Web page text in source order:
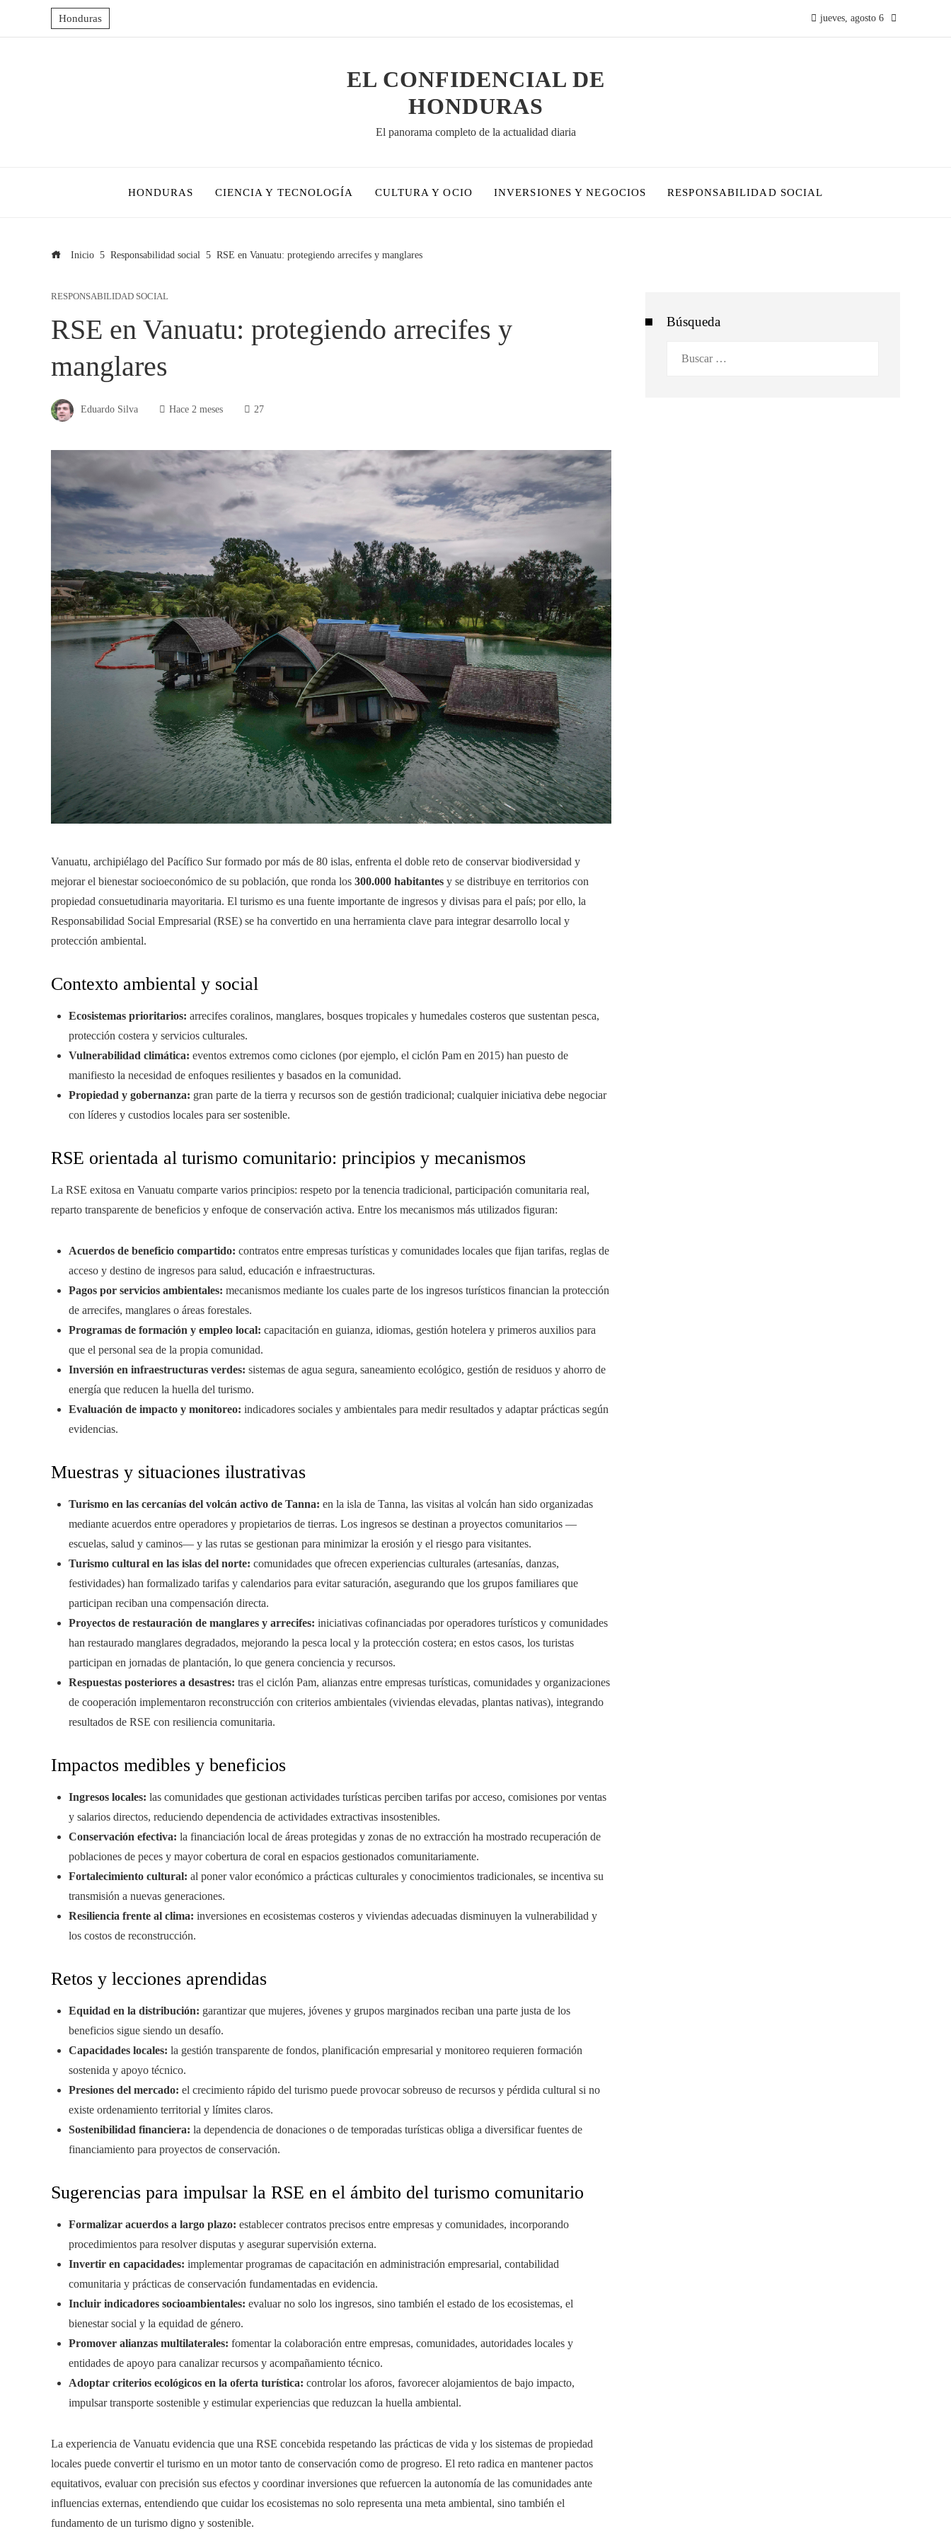
Honduras jueves, agosto 6
EL CONFIDENCIAL DE
HONDURAS
El panorama completo de la actualidad diaria
HONDURAS CIENCIA Y TECNOLOGÍA CULTURA Y OCIO INVERSIONES Y NEGOCIOS RESPONSABILIDAD SOCIAL
Inicio Responsabilidad social RSE en Vanuatu: protegiendo arrecifes y manglares
RESPONSABILIDAD SOCIAL
RSE en Vanuatu: protegiendo arrecifes y
manglares
Eduardo Silva Hace 2 meses 27
Vanuatu, archipiélago del Pacífico Sur formado por más de 80 islas, enfrenta el doble reto de conservar biodiversidad y
mejorar el bienestar socioeconómico de su población, que ronda los 300.000 habitantes y se distribuye en territorios con
propiedad consuetudinaria mayoritaria. El turismo es una fuente importante de ingresos y divisas para el país; por ello, la
Responsabilidad Social Empresarial (RSE) se ha convertido en una herramienta clave para integrar desarrollo local y
protección ambiental.
Contexto ambiental y social
Ecosistemas prioritarios: arrecifes coralinos, manglares, bosques tropicales y humedales costeros que sustentan pesca,
protección costera y servicios culturales.
Vulnerabilidad climática: eventos extremos como ciclones (por ejemplo, el ciclón Pam en 2015) han puesto de
manifiesto la necesidad de enfoques resilientes y basados en la comunidad.
Propiedad y gobernanza: gran parte de la tierra y recursos son de gestión tradicional; cualquier iniciativa debe negociar
con líderes y custodios locales para ser sostenible.
RSE orientada al turismo comunitario: principios y mecanismos
La RSE exitosa en Vanuatu comparte varios principios: respeto por la tenencia tradicional, participación comunitaria real,
reparto transparente de beneficios y enfoque de conservación activa. Entre los mecanismos más utilizados figuran:
Acuerdos de beneficio compartido: contratos entre empresas turísticas y comunidades locales que fijan tarifas, reglas de
acceso y destino de ingresos para salud, educación e infraestructuras.
Pagos por servicios ambientales: mecanismos mediante los cuales parte de los ingresos turísticos financian la protección
de arrecifes, manglares o áreas forestales.
Programas de formación y empleo local: capacitación en guianza, idiomas, gestión hotelera y primeros auxilios para
que el personal sea de la propia comunidad.
Inversión en infraestructuras verdes: sistemas de agua segura, saneamiento ecológico, gestión de residuos y ahorro de
energía que reducen la huella del turismo.
Evaluación de impacto y monitoreo: indicadores sociales y ambientales para medir resultados y adaptar prácticas según
evidencias.
Muestras y situaciones ilustrativas
Turismo en las cercanías del volcán activo de Tanna: en la isla de Tanna, las visitas al volcán han sido organizadas
mediante acuerdos entre operadores y propietarios de tierras. Los ingresos se destinan a proyectos comunitarios —
escuelas, salud y caminos— y las rutas se gestionan para minimizar la erosión y el riesgo para visitantes.
Turismo cultural en las islas del norte: comunidades que ofrecen experiencias culturales (artesanías, danzas,
festividades) han formalizado tarifas y calendarios para evitar saturación, asegurando que los grupos familiares que
participan reciban una compensación directa.
Proyectos de restauración de manglares y arrecifes: iniciativas cofinanciadas por operadores turísticos y comunidades
han restaurado manglares degradados, mejorando la pesca local y la protección costera; en estos casos, los turistas
participan en jornadas de plantación, lo que genera conciencia y recursos.
Respuestas posteriores a desastres: tras el ciclón Pam, alianzas entre empresas turísticas, comunidades y organizaciones
de cooperación implementaron reconstrucción con criterios ambientales (viviendas elevadas, plantas nativas), integrando
resultados de RSE con resiliencia comunitaria.
Impactos medibles y beneficios
Ingresos locales: las comunidades que gestionan actividades turísticas perciben tarifas por acceso, comisiones por ventas
y salarios directos, reduciendo dependencia de actividades extractivas insostenibles.
Conservación efectiva: la financiación local de áreas protegidas y zonas de no extracción ha mostrado recuperación de
poblaciones de peces y mayor cobertura de coral en espacios gestionados comunitariamente.
Fortalecimiento cultural: al poner valor económico a prácticas culturales y conocimientos tradicionales, se incentiva su
transmisión a nuevas generaciones.
Resiliencia frente al clima: inversiones en ecosistemas costeros y viviendas adecuadas disminuyen la vulnerabilidad y
los costos de reconstrucción.
Retos y lecciones aprendidas
Equidad en la distribución: garantizar que mujeres, jóvenes y grupos marginados reciban una parte justa de los
beneficios sigue siendo un desafío.
Capacidades locales: la gestión transparente de fondos, planificación empresarial y monitoreo requieren formación
sostenida y apoyo técnico.
Presiones del mercado: el crecimiento rápido del turismo puede provocar sobreuso de recursos y pérdida cultural si no
existe ordenamiento territorial y límites claros.
Sostenibilidad financiera: la dependencia de donaciones o de temporadas turísticas obliga a diversificar fuentes de
financiamiento para proyectos de conservación.
Sugerencias para impulsar la RSE en el ámbito del turismo comunitario
Formalizar acuerdos a largo plazo: establecer contratos precisos entre empresas y comunidades, incorporando
procedimientos para resolver disputas y asegurar supervisión externa.
Invertir en capacidades: implementar programas de capacitación en administración empresarial, contabilidad
comunitaria y prácticas de conservación fundamentadas en evidencia.
Incluir indicadores socioambientales: evaluar no solo los ingresos, sino también el estado de los ecosistemas, el
bienestar social y la equidad de género.
Promover alianzas multilaterales: fomentar la colaboración entre empresas, comunidades, autoridades locales y
entidades de apoyo para canalizar recursos y acompañamiento técnico.
Adoptar criterios ecológicos en la oferta turística: controlar los aforos, favorecer alojamientos de bajo impacto,
impulsar transporte sostenible y estimular experiencias que reduzcan la huella ambiental.
La experiencia de Vanuatu evidencia que una RSE concebida respetando las prácticas de vida y los sistemas de propiedad
locales puede convertir el turismo en un motor tanto de conservación como de progreso. El reto radica en mantener pactos
equitativos, evaluar con precisión sus efectos y coordinar inversiones que refuercen la autonomía de las comunidades ante
influencias externas, entendiendo que cuidar los ecosistemas no solo representa una meta ambiental, sino también el
fundamento de un turismo digno y sostenible.
Búsqueda